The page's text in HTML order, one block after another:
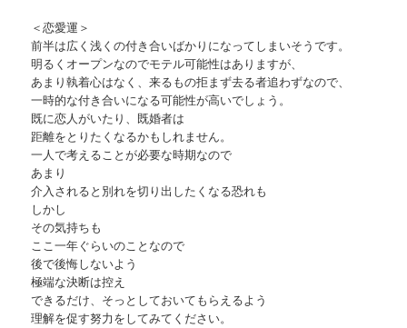
＜恋愛運＞
前半は広く浅くの付き合いばかりになってしまいそうです。
明るくオープンなのでモテル可能性はありますが、
あまり執着心はなく、来るもの拒まず去る者追わずなので、
一時的な付き合いになる可能性が高いでしょう。
既に恋人がいたり、既婚者は
距離をとりたくなるかもしれません。
一人で考えることが必要な時期なので
あまり
介入されると別れを切り出したくなる恐れも
しかし
その気持ちも
ここ一年ぐらいのことなので
後で後悔しないよう
極端な決断は控え
できるだけ、そっとしておいてもらえるよう
理解を促す努力をしてみてください。